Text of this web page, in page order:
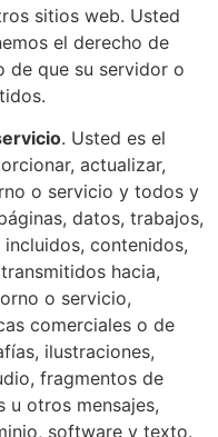
sitios web. Usted
el derecho de
de que su servidor o
. Usted es el
actualizar,
o servicio y todos y
datos, trabajos,
contenidos,
hacia,
o servicio,
comerciales o de
ilustraciones,
fragmentos de
u otros mensajes,
software y texto.